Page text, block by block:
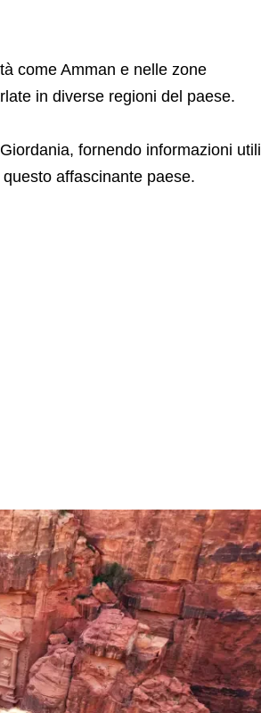
come Amman e nelle zone
in diverse regioni del paese.
fornendo informazioni utili
affascinante paese.